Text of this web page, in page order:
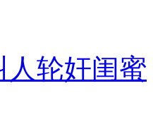
人轮奸闺蜜